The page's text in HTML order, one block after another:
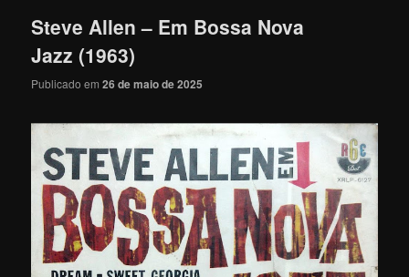
Steve Allen – Em Bossa Nova
Jazz (1963)
Publicado em26 de maio de 2025